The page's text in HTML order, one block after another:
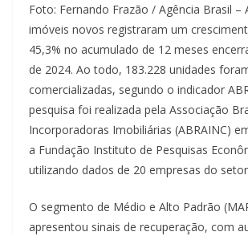
Foto: Fernando Frazão / Agência Brasil –
imóveis novos registraram um
45,3% no acumulado de 12 meses
de 2024. Ao todo, 183.228 unidades
comercializadas, segundo o indicador
pesquisa foi realizada pela Associação
Incorporadoras Imobiliárias (ABRAINC)
a Fundação Instituto de Pesquisas
utilizando dados de 20 empresas do
O segmento de Médio e Alto Padrão
apresentou sinais de recuperação, com